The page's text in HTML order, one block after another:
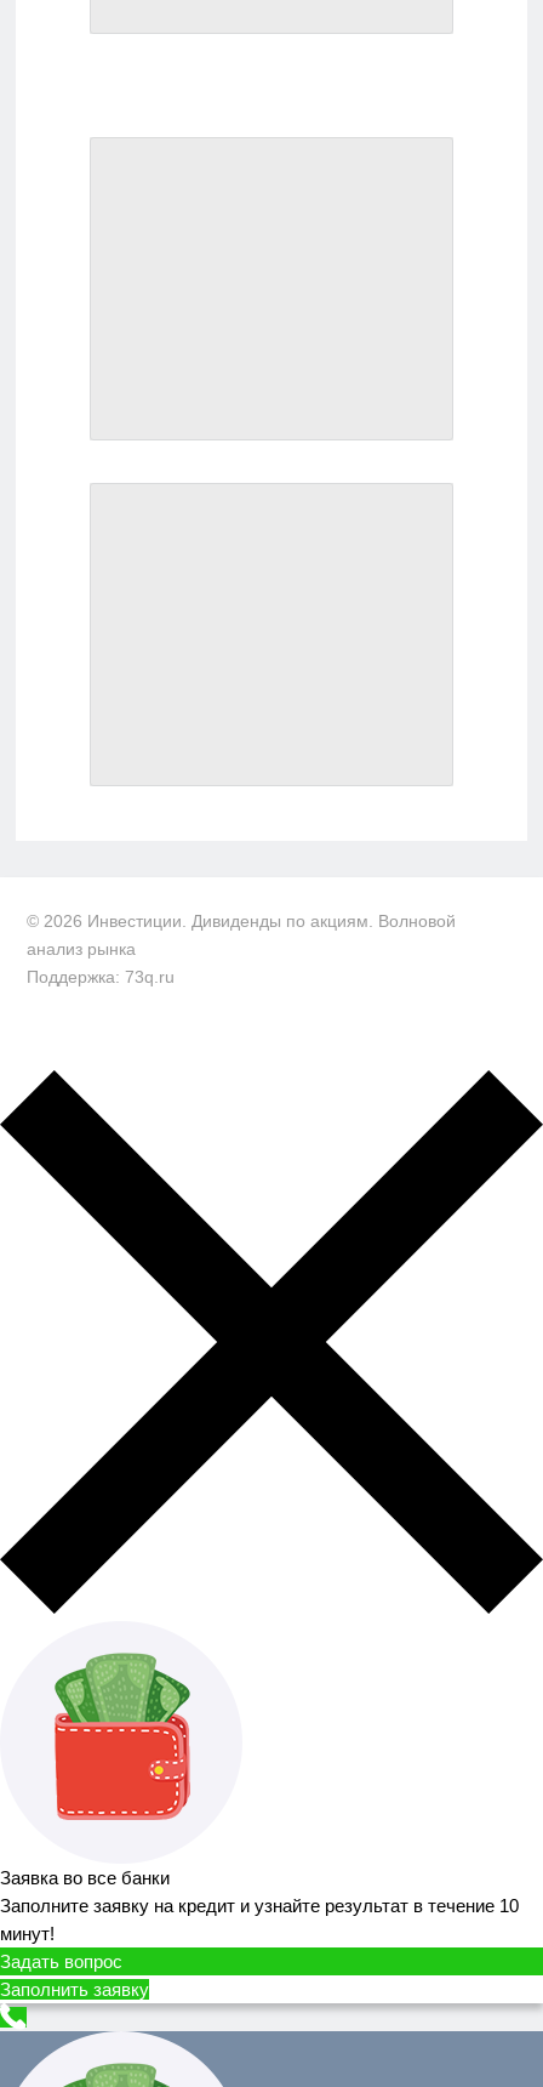
© 2026 Инвестиции. Дивиденды по акциям. Волновой
анализ рынка
Поддержка: 73q.ru
Заявка во все банки
Заполните заявку на кредит и узнайте результат в течение 10
минут!
Задать вопрос
Заполнить заявку